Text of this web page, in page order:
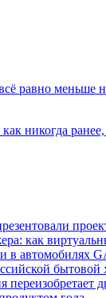
равно меньше
никогда
как
в автомобилях
бытовой
переизобретает